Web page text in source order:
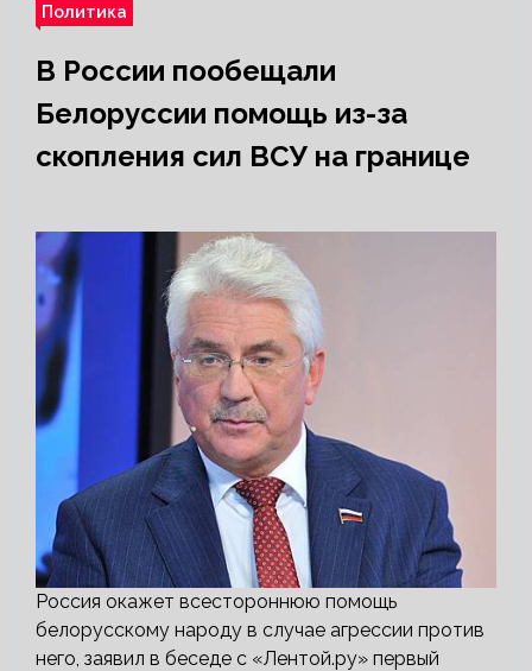
Политика
В России пообещали
Белоруссии помощь из-за
скопления сил ВСУ на границе
Россия окажет всестороннюю помощь
белорусскому народу в случае агрессии против
него, заявил в беседе с «Лентой.ру» первый